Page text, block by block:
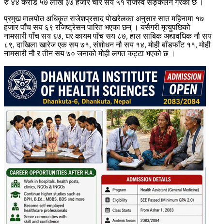
रु ४४ करोड ५७ लाख ३७ हजार चार सय ५१ राजस्व सङ्कलन गरेको छ ।
प्रमुख मालपोत अधिकृत राजेशप्रसाद पोखरेलका अनुसार सात महिनामा १७
हजार पाँच सय ६९ रजिष्ट्रेसन पारित भएका छन् । यसैगरी मृत्युपछिको
नामसारी पाँच सय ६७, घर कायम पाँच सय ८७, हाल साबिक अद्यावधिक नौ सय
८९, दाखिला खारेज एक सय ७१, संशोधन नौ सय १४, मोही बाँडफाँट ११, मोही
नामसारी नौ र तीन सय ७० जनाको मोही लगत कट्टा भएको छ ।